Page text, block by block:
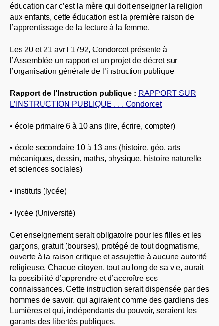
éducation car c’est la mère qui doit enseigner la religion
aux enfants, cette éducation est la première raison de
l’apprentissage de la lecture à la femme.
Les 20 et 21 avril 1792, Condorcet présente à
l’Assemblée un rapport et un projet de décret sur
l’organisation générale de l’instruction publique.
Rapport de l’Instruction publique : RAPPORT SUR
L’INSTRUCTION PUBLIQUE . . . Condorcet
• école primaire 6 à 10 ans (lire, écrire, compter)
• école secondaire 10 à 13 ans (histoire, géo, arts
mécaniques, dessin, maths, physique, histoire naturelle
et sciences sociales)
• instituts (lycée)
• lycée (Université)
Cet enseignement serait obligatoire pour les filles et les
garçons, gratuit (bourses), protégé de tout dogmatisme,
ouverte à la raison critique et assujettie à aucune autorité
religieuse. Chaque citoyen, tout au long de sa vie, aurait
la possibilité d’apprendre et d’accroître ses
connaissances. Cette instruction serait dispensée par des
hommes de savoir, qui agiraient comme des gardiens des
Lumières et qui, indépendants du pouvoir, seraient les
garants des libertés publiques.